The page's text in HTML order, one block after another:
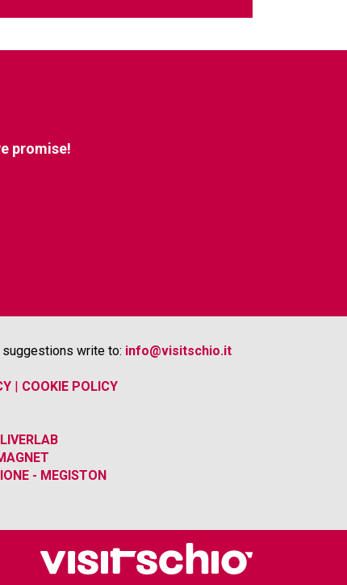
promise!
write to: info@visitschio.it
| COOKIE POLICY
- MEGISTON